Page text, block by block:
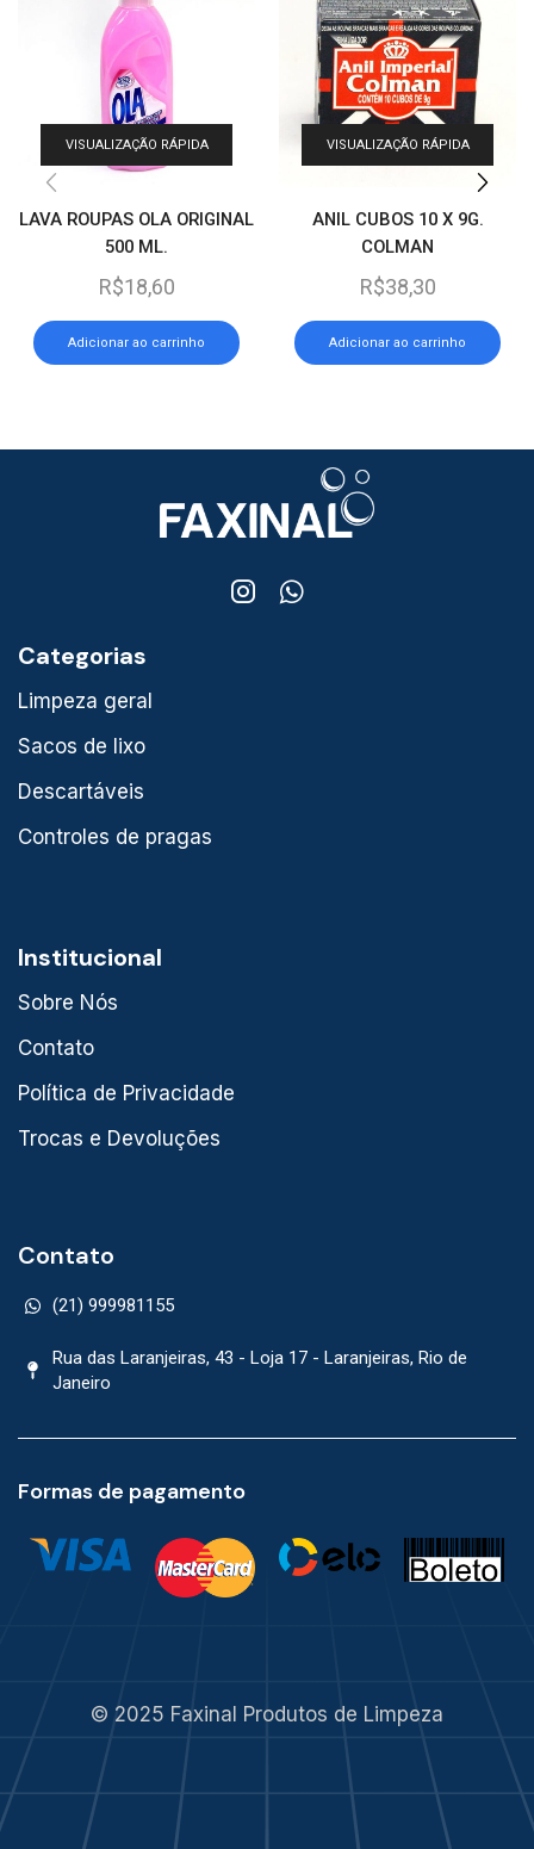
VISUALIZAÇÃO RÁPIDA
LAVA ROUPAS OLA ORIGINAL
500 ML.
R$18,60
Adicionar ao carrinho
VISUALIZAÇÃO RÁPIDA
ANIL CUBOS 10 X 9G.
COLMAN
R$38,30
Adicionar ao carrinho
Categorias
Limpeza geral
Sacos de lixo
Descartáveis
Controles de pragas
Institucional
Sobre Nós
Contato
Política de Privacidade
Trocas e Devoluções
Contato
(21) 999981155
Rua das Laranjeiras, 43 - Loja 17 - Laranjeiras, Rio de
Janeiro
Formas de pagamento
© 2025 Faxinal Produtos de Limpeza